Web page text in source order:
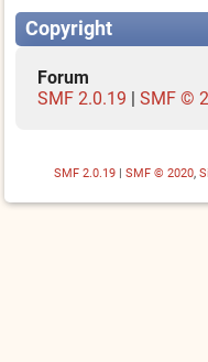
Copyright
Forum
SMF 2.0.19 | SMF ©
SMF 2.0.19 | SMF © 2020